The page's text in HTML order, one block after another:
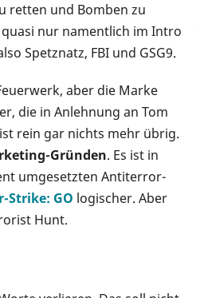
retten und Bomben zu
nur namentlich im Intro
Spetznatz, FBI und GSG9.
aber die Marke
die in Anlehnung an Tom
rein gar nichts mehr übrig.
Gründen. Es ist in
umgesetzten Antiterror-
Strike: GO logischer. Aber
Hunt.